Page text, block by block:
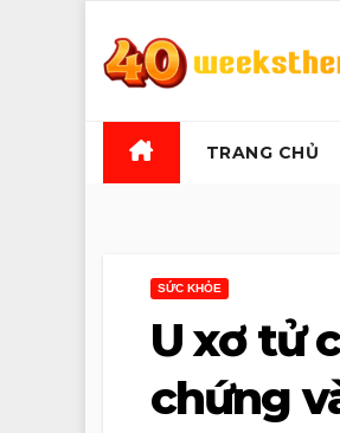
TRANG CHỦ
SỨC KHỎE
U xơ tử
chứng